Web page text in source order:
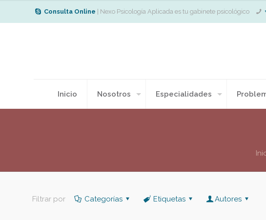
Consulta Online | Nexo Psicología Aplicada es tu gabinete psicológico
Inicio Nosotros Especialidades
Filtrar por Categorías Etiquetas Autores